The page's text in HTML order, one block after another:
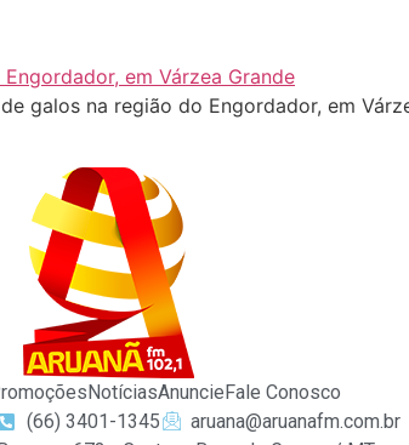
galos na região do Engordador, em
NotíciasAnuncieFale Conosco
(66) 3401-1345
aruana@aruanafm.com.br